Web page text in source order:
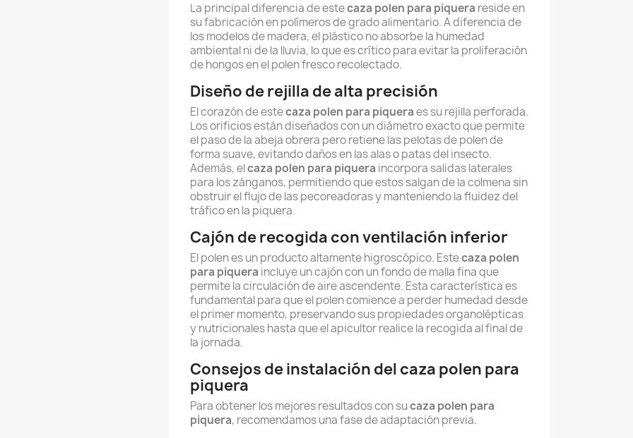
La principal diferencia de estecaza polen para piquera reside en
su fabricación en polímeros de grado alimentario. A diferencia de
los modelos de madera, el plástico no absorbe la humedad
ambiental ni de la lluvia, lo que es crítico para evitar la proliferación
de hongos en el polen fresco recolectado.
Diseño de rejilla de alta precisión
El corazón de estecaza polen para piqueraes su rejilla perforada.
Los orificios están diseñados con un diámetro exacto que permite
el paso de la abeja obrera pero retiene las pelotas de polen de
forma suave, evitando daños en las alas o patas del insecto.
Además, elcaza polen para piquera incorpora salidas laterales
para los zánganos, permitiendo que estos salgan de la colmena sin
obstruir el flujo de las pecoreadoras y manteniendo la fluidez del
tráfico en la piquera.
Cajón de recogida con ventilación inferior
El polen es un producto altamente higroscópico. Estecaza polen
para piquera incluye un cajón con un fondo de malla fina que
permite la circulación de aire ascendente. Esta característica es
fundamental para que el polen comience a perder humedad desde
el primer momento, preservando sus propiedades organolépticas
y nutricionales hasta que el apicultor realice la recogida al final de
la jornada.
Consejos de instalación del caza polen para
piquera
Para obtener los mejores resultados con sucaza polen para
piquera, recomendamos una fase de adaptación previa.